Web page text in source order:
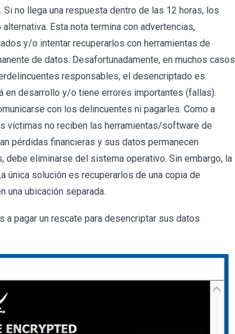
no llega una respuesta dentro de las 12 horas, los
Esta nota termina con advertencias,
y/o intentar recuperarlos con herramientas de
de datos. Desafortunadamente, en muchos casos
responsables, el desencriptado es
en desarrollo y/o tiene errores importantes (fallas).
con los delincuentes ni pagarles. Como a
víctimas no reciben las herramientas/software de
pérdidas financieras y sus datos permanecen
debe eliminarse del sistema operativo. Sin embargo, la
única solución es recuperarlos de una copia de
una ubicación separada.
a pagar un rescate para desencriptar sus datos